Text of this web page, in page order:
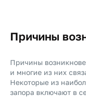
Причины
Причины
и многие из них
Некоторые из
запора включают в